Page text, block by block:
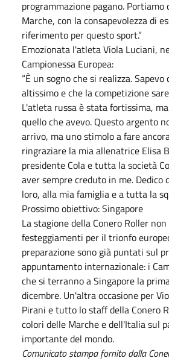
programmazione pagano.
Marche, con la consapevolezza di
riferimento per questo sport.”
Emozionata l'atleta Viola Luciani,
Campionessa Europea:
“È un sogno che si realizza.
altissimo e che la competizione
L'atleta russa è stata fortissima,
quello che avevo. Questo argento
arrivo, ma uno stimolo a fare
ringraziare la mia allenatrice Elisa
presidente Cola e tutta la società
aver sempre creduto in me. Dedico
loro, alla mia famiglia e a tutta la
Prossimo obiettivo: Singapore
La stagione della Conero Roller
festeggiamenti per il trionfo
preparazione sono già puntati sul
appuntamento internazionale: i
che si terranno a Singapore la
dicembre. Un'altra occasione per
Pirani e tutto lo staff della Conero
colori delle Marche e dell'Italia sul
importante del mondo.
Comunicato stampa fornito dalla